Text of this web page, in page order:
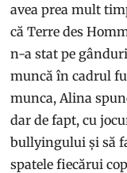
avea prea mult
că Terre des
n-a stat pe
muncă în cadrul
munca, Alina
dar de fapt, cu
bullyingului și să
spatele fiecărui